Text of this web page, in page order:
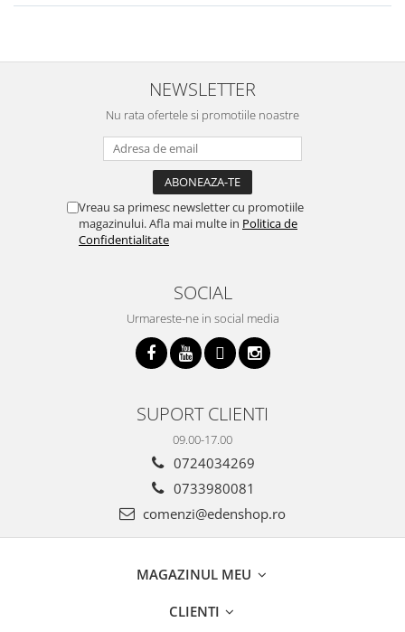
NEWSLETTER
Nu rata ofertele si promotiile noastre
Vreau sa primesc newsletter cu promotiile
magazinului. Afla mai multe in Politica de
Confidentialitate
SOCIAL
Urmareste-ne in social media
SUPORT CLIENTI
09.00-17.00
0724034269
0733980081
comenzi@edenshop.ro
MAGAZINUL MEU
CLIENTI